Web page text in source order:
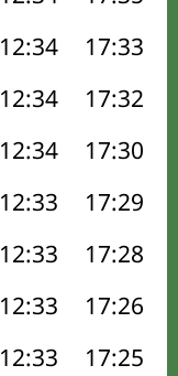
12:34 17:33
12:34 17:32
12:34 17:30
12:33 17:29
12:33 17:28
12:33 17:26
12:33 17:25